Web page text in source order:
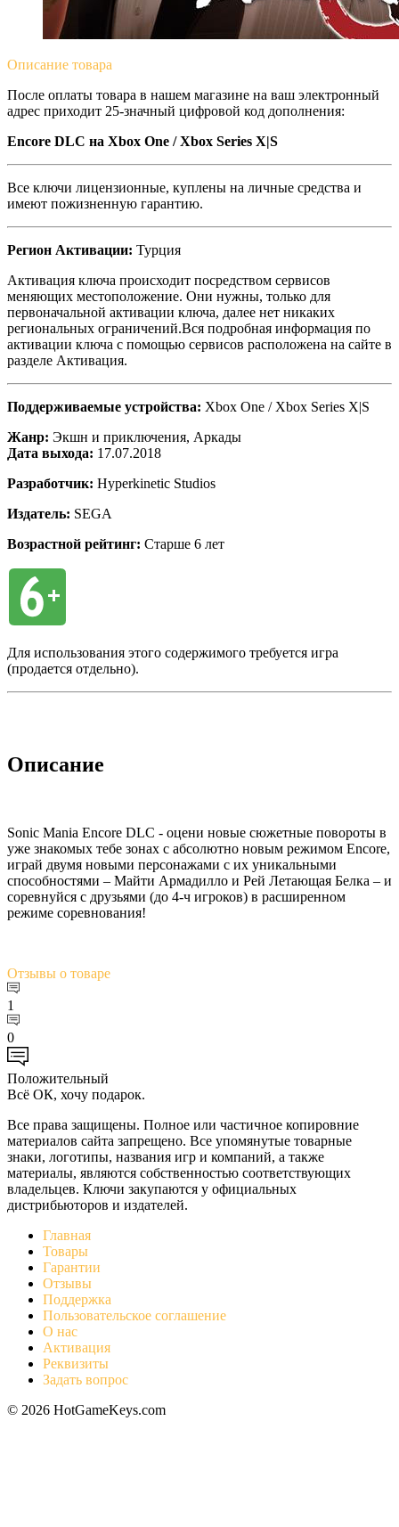
Описание товара
После оплаты товара в нашем магазине на ваш электронный
адрес приходит 25-значный цифровой код дополнения:
Encore DLC на Xbox One / Xbox Series X|S
Все ключи лицензионные, куплены на личные средства и
имеют пожизненную гарантию.
Регион Активации: Турция
Активация ключа происходит посредством сервисов
меняющих местоположение. Они нужны, только для
первоначальной активации ключа, далее нет никаких
региональных ограничений.Вся подробная информация по
активации ключа с помощью сервисов расположена на сайте в
разделе Активация.
Поддерживаемые устройства: Xbox One / Xbox Series X|S
Жанр: Экшн и приключения, Аркады
Дата выхода: 17.07.2018
Разработчик: Hyperkinetic Studios
Издатель: SEGA
Возрастной рейтинг: Старше 6 лет
Для использования этого содержимого требуется игра
(продается отдельно).
Описание
Sonic Mania Encore DLC - оцени новые сюжетные повороты в
уже знакомых тебе зонах с абсолютно новым режимом Encore,
играй двумя новыми персонажами с их уникальными
способностями – Майти Армадилло и Рей Летающая Белка – и
соревнуйся с друзьями (до 4-ч игроков) в расширенном
режиме соревнования!
Отзывы о товаре
1
0
Положительный
Всё ОК, хочу подарок.
Все права защищены. Полное или частичное копировние
материалов сайта запрещено. Все упомянутые товарные
знаки, логотипы, названия игр и компаний, а также
материалы, являются собственностью соответствующих
владельцев. Ключи закупаются у официальных
дистрибьюторов и издателей.
Главная
Товары
Гарантии
Отзывы
Поддержка
Пользовательское соглашение
О нас
Активация
Реквизиты
Задать вопрос
© 2026 HotGameKeys.com